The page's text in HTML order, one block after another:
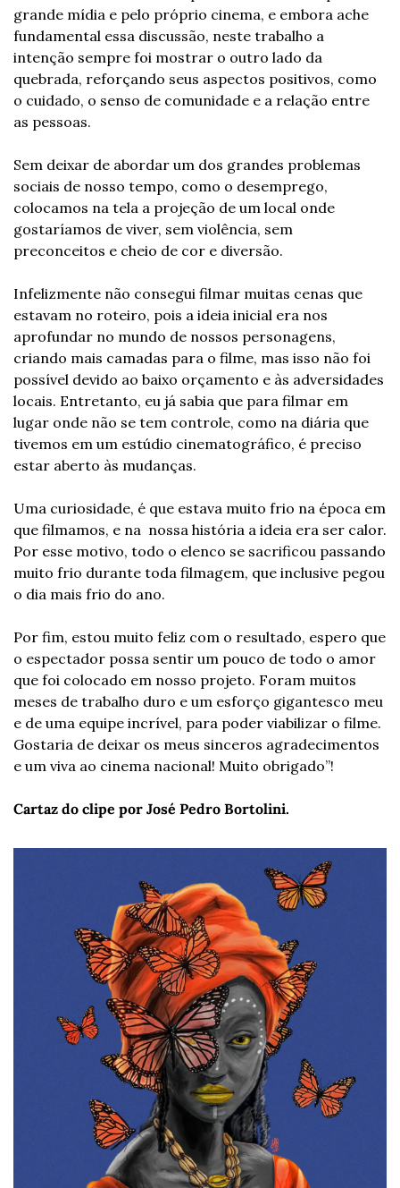
grande mídia e pelo próprio cinema, e embora ache
fundamental essa discussão, neste trabalho a
intenção sempre foi mostrar o outro lado da
quebrada, reforçando seus aspectos positivos, como
o cuidado, o senso de comunidade e a relação entre
as pessoas.
Sem deixar de abordar um dos grandes problemas
sociais de nosso tempo, como o desemprego,
colocamos na tela a projeção de um local onde
gostaríamos de viver, sem violência, sem
preconceitos e cheio de cor e diversão.
Infelizmente não consegui filmar muitas cenas que
estavam no roteiro, pois a ideia inicial era nos
aprofundar no mundo de nossos personagens,
criando mais camadas para o filme, mas isso não foi
possível devido ao baixo orçamento e às adversidades
locais. Entretanto, eu já sabia que para filmar em
lugar onde não se tem controle, como na diária que
tivemos em um estúdio cinematográfico, é preciso
estar aberto às mudanças.
Uma curiosidade, é que estava muito frio na época em
que filmamos, e na  nossa história a ideia era ser calor.
Por esse motivo, todo o elenco se sacrificou passando
muito frio durante toda filmagem, que inclusive pegou
o dia mais frio do ano.
Por fim, estou muito feliz com o resultado, espero que
o espectador possa sentir um pouco de todo o amor
que foi colocado em nosso projeto. Foram muitos
meses de trabalho duro e um esforço gigantesco meu
e de uma equipe incrível, para poder viabilizar o filme.
Gostaria de deixar os meus sinceros agradecimentos
e um viva ao cinema nacional! Muito obrigado”!
Cartaz do clipe por José Pedro Bortolini.